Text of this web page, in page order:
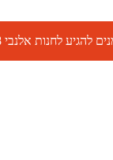
לחנות אלנבי 138 תל אביב